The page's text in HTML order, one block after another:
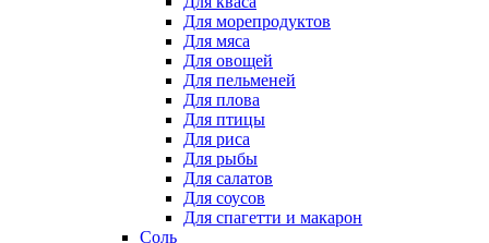
Для морепродуктов
Для мяса
Для овощей
Для пельменей
Для плова
Для птицы
Для риса
Для рыбы
Для салатов
Для соусов
Для спагетти и макарон
Соль